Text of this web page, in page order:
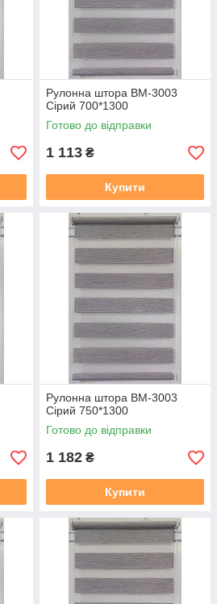
Рулонна штора ВМ-3003
Сірий 700*1300
Готово до відправки
1 113 ₴
Купити
Рулонна штора ВМ-3003
Сірий 750*1300
Готово до відправки
1 182 ₴
Купити